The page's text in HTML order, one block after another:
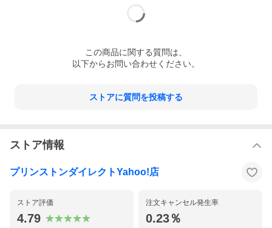
●詳細：DOS/V Windows DDR4 PC4-21300 2666MHz 260pi
n CL19 Unbuffered SO-DIMM 16GB
この商品に関する質問は、
以下からお問い合わせください。
ストアに質問を投稿する
ストア情報
プリンストンダイレクトYahoo!店
ストア評価
4.79
注文キャンセル発生率
0.23％